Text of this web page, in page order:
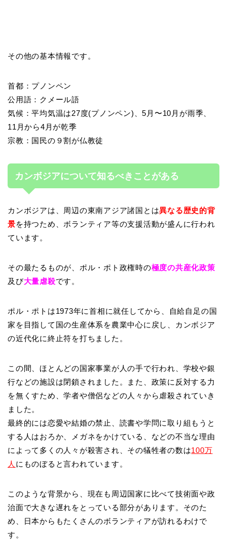
その他の基本情報です。
首都：プノンペン
公用語：クメール語
気候：平均気温は27度(プノンペン)、5月〜10月が雨季、
11月から4月が乾季
宗教：国民の９割が仏教徒
カンボジアについて知るべきことがある
カンボジアは、周辺の東南アジア諸国とは異なる歴史的背
景を持つため、ボランティア等の支援活動が盛んに行われ
ています。
その最たるものが、ポル・ポト政権時の極度の共産化政策
及び大量虐殺です。
ポル・ポトは1973年に首相に就任してから、自給自足の国
家を目指して国の生産体系を農業中心に戻し、カンボジア
の近代化に終止符を打ちました。
この間、ほとんどの国家事業が人の手で行われ、学校や銀
行などの施設は閉鎖されました。また、政策に反対する力
を無くすため、学者や僧侶などの人々から虐殺されていき
ました。
最終的には恋愛や結婚の禁止、読書や学問に取り組もうと
する人はおろか、メガネをかけている、などの不当な理由
によって多くの人々が殺害され、その犠牲者の数は100万
人 にものぼると言われています。
このような背景から、現在も周辺国家に比べて技術面や政
治面で大きな遅れをとっている部分があります。そのた
め、日本からもたくさんのボランティアが訪れるわけで
す。